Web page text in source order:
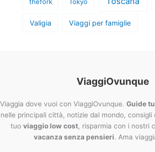
Valigia Viaggi per famiglie
ViaggiOvunque
Viaggia dove vuoi con ViaggiOvunque. Guide
nelle principali città, notizie dal mondo, consigli
tuo viaggio low cost, risparmia con i nostri
vacanza senza pensieri. Ama